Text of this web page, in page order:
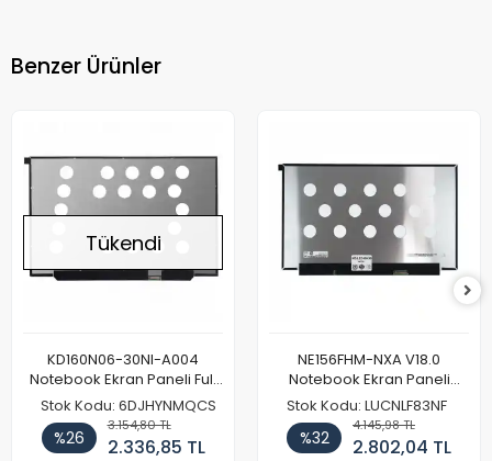
Benzer Ürünler
Tükendi
KD160N06-30NI-A004
Notebook Ekran Paneli Full
HD
Stok Kodu: 6DJHYNMQCS
%26
3.154,80 TL
2.336,85 TL
NE156FHM-NXA V18.0
Notebook Ekran Paneli
144Hz
Stok Kodu: LUCNLF83NF
%32
4.145,98 TL
2.802,04 TL